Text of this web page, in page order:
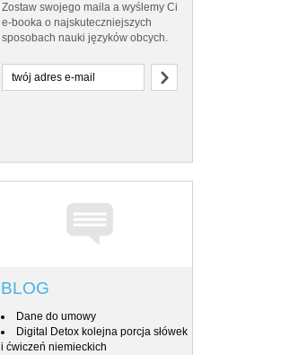
Zostaw swojego maila a wyślemy Ci
e-booka o najskuteczniejszych
sposobach nauki języków obcych.
BLOG
Dane do umowy
Digital Detox kolejna porcja słówek
i ćwiczeń niemieckich